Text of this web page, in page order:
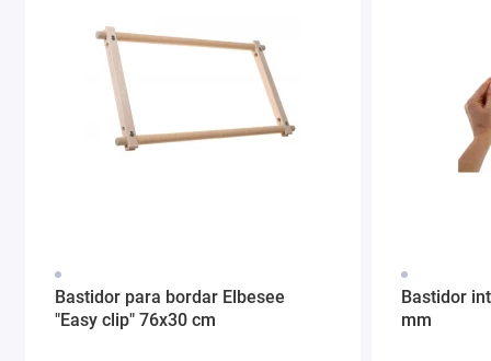
Bastidor para bordar Elbesee
"Easy clip" 76x30 cm
Bastidor
mm